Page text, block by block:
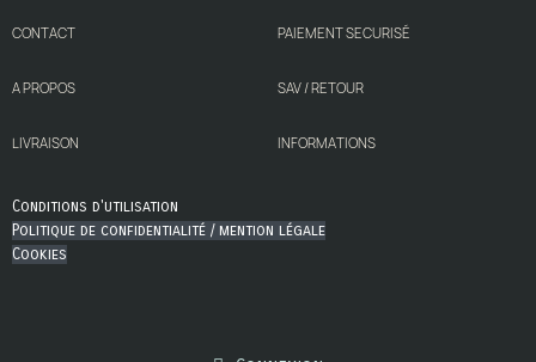
CONTACT
A PROPOS
LIVRAISON
PAIEMENT SECURISÉ
SAV / RETOUR
INFORMATIONS
Conditions d'utilisation
Politique de confidentialité / mention légale
Cookies